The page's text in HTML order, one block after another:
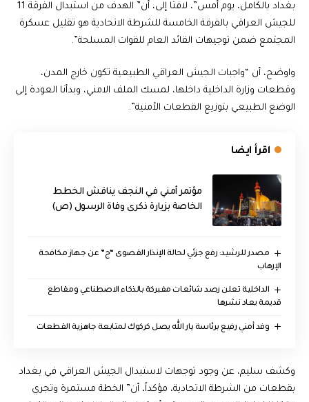
بغداد بالكامل، يوم أمس”، لافتا إلى، أن” الهدف من استبدال الفرقة 11
للجيش العراقي بالفرقة الخامسة للشرطة الاتحادية هو تقليل عسكرة
المجتمع ضمن توجيهات القائد العام للقوات المسلحة”.
واوضح، أن “واجبات الجيش العراقي الطبيعية تكون خارج المدن،
وقطعات وزارة الداخلية داخلها، لمسك الملف الامني، وبدأنا العودة إلى
الوضع الطبيعي بتوزيع القطعات الأمنية”.
اقرأ ايضا
مؤتمر أمني في النجف يناقش الخطط
الخاصة بزيارة ذكرى وفاة الرسول (ص)
مصدر للرشيد: رفع جزئي لحالة الإنذار القصوى “ج” عن جهاز مكافحة
الإرهاب
الداخلية تعلن رصد شائعات مفبركة بالذكاء الاصطناعي ومقاطع
قديمة يعاد نشرها
وفد أمني رفيع برئاسة يار الله يصل كركوك لمتابعة جاهزية القطعات
وكشف سليم، عن وجود توجهات لاستبدال الجيش العراقي في بغداد
بقطعات من الشرطة الاتحادية، مؤكداً، أن” الخطة مستمرة وتجري